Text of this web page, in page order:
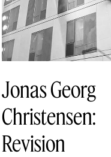
Jonas Georg
Christensen:
Revision